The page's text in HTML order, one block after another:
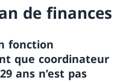
de finances
fonction
que coordinateur
ans n’est pas